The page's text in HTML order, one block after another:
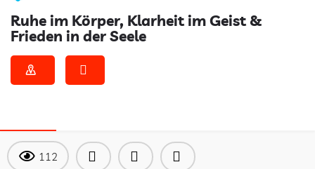
Ruhe im Körper, Klarheit im Geist &
Frieden in der Seele
112